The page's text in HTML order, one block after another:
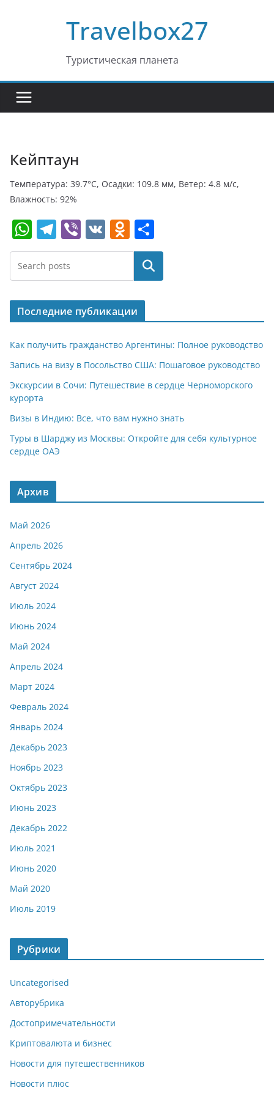
Travelbox27
Туристическая планета
Кейптаун
Температура: 39.7°C, Осадки: 109.8 мм, Ветер: 4.8 м/с,
Влажность: 92%
W
h
at
s
A
p
p
T
el
e
gr
a
m
Vi
b
V
K
O
d
o
kl
a
ss
ni
ki
т
п
р
в
и
т
ь
Поиск
Последние публикации
Как получить гражданство Аргентины: Полное руководство
Запись на визу в Посольство США: Пошаговое руководство
Экскурсии в Сочи: Путешествие в сердце Черноморского
курорта
Визы в Индию: Все, что вам нужно знать
Туры в Шарджу из Москвы: Откройте для себя культурное
сердце ОАЭ
Архив
Май 2026
Апрель 2026
Сентябрь 2024
Август 2024
Июль 2024
Июнь 2024
Май 2024
Апрель 2024
Март 2024
Февраль 2024
Январь 2024
Декабрь 2023
Ноябрь 2023
Октябрь 2023
Июнь 2023
Декабрь 2022
Июль 2021
Июнь 2020
Май 2020
Июль 2019
Рубрики
Uncategorised
Авторубрика
Достопримечательности
Криптовалюта и бизнес
Новости для путешественников
Новости плюс